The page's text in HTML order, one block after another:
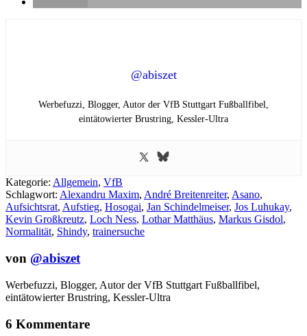
@abiszet
Werbefuzzi, Blogger, Autor der VfB Stuttgart Fußballfibel,
eintätowierter Brustring, Kessler-Ultra
Kategorie: Allgemein, VfB
Schlagwort: Alexandru Maxim, André Breitenreiter, Asano,
Aufsichtsrat, Aufstieg, Hosogai, Jan Schindelmeiser, Jos Luhukay,
Kevin Großkreutz, Loch Ness, Lothar Matthäus, Markus Gisdol,
Normalität, Shindy, trainersuche
von @abiszet
Werbefuzzi, Blogger, Autor der VfB Stuttgart Fußballfibel,
eintätowierter Brustring, Kessler-Ultra
6 Kommentare